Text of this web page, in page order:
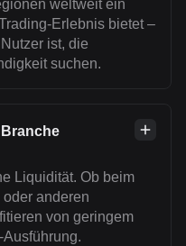
weltweit ein
Erlebnis bietet –
ist, die
suchen.
Liquidität. Ob beim
oder anderen
von geringem